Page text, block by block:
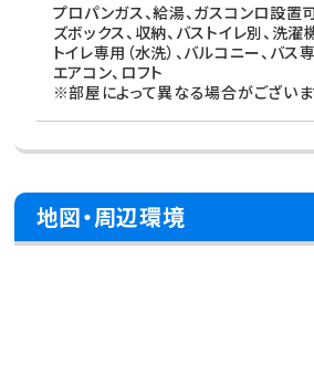
プロパンガス、給湯、ガスコンロ設置
ズボックス、収納、バストイレ別、洗
トイレ専用（水洗）、バルコニー、バス
エアコン、ロフト
※部屋によって異なる場合がございま
地図・周辺環境